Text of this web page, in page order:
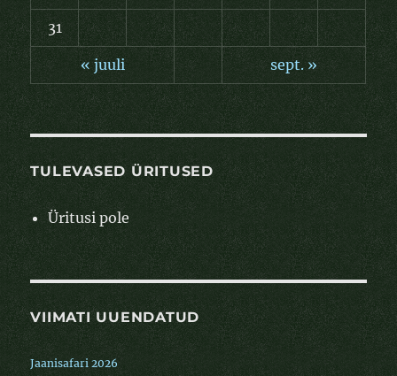
31
« juuli sept. »
TULEVASED ÜRITUSED
Üritusi pole
VIIMATI UUENDATUD
Jaanisafari 2026